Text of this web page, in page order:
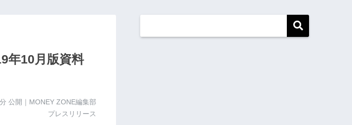
年10月版資料
公開｜MONEY ZONE編集部
プレスリリース